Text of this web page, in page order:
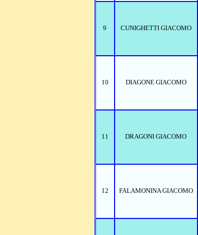
9 CUNIGHETTI GIACOMO
10 DIAGONE GIACOMO
11 DRAGONI GIACOMO
12 FALAMONINA GIACOMO